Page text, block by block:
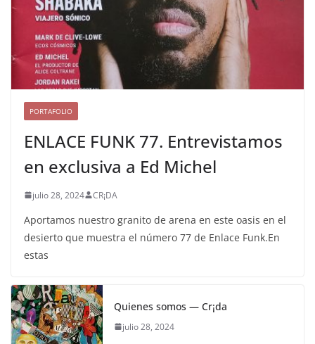
PORTAFOLIO
ENLACE FUNK 77. Entrevistamos
en exclusiva a Ed Michel
julio 28, 2024 CR¡DA
Aportamos nuestro granito de arena en este oasis en el
desierto que muestra el número 77 de Enlace Funk.En
estas
Quienes somos — Cr¡da
julio 28, 2024